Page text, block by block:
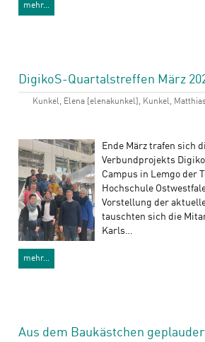
mehr…
DigikoS-Quartalstreffen März
Kunkel, Elena [elenakunkel], Kunkel,
Ende März trafen sich
Verbundprojekts
Campus in Lemgo der
Hochschule
Vorstellung der
tauschten sich die
Karls…
mehr…
Aus dem Baukästchen